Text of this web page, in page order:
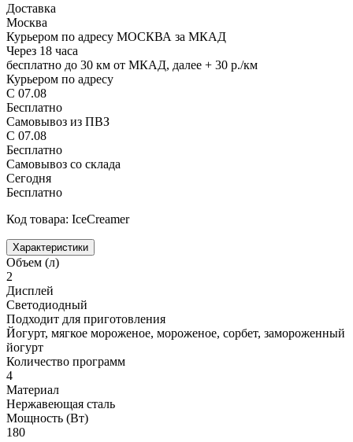
Доставка
Москва
Курьером по адресу МОСКВА за МКАД
Через 18 часа
бесплатно до 30 км от МКАД, далее + 30 р./км
Курьером по адресу
С 07.08
Бесплатно
Самовывоз из ПВЗ
С 07.08
Бесплатно
Самовывоз со склада
Сегодня
Бесплатно
Код товара: IceCreamer
Характеристики
Объем (л)
2
Дисплей
Светодиодный
Подходит для приготовления
Йогурт, мягкое мороженое, мороженое, сорбет, замороженный
йогурт
Количество программ
4
Материал
Нержавеющая сталь
Мощность (Вт)
180